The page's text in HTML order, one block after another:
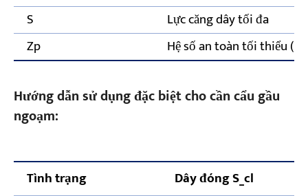
S
Lực căng dây tối đa
Zp
Hệ số an toàn tối thiểu
Hướng dẫn sử dụng đặc biệt cho cần cẩu gầu
ngoạm:
Tình trạng
Dây đóng S_cl